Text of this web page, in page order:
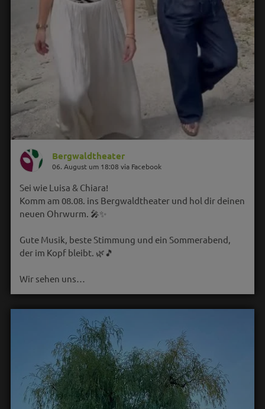
Bergwaldtheater
06. August um 18:08 via Facebook
Sei wie Luisa & Chiara!
Komm am 08.08. ins Bergwaldtheater und hol dir deinen
neuen Ohrwurm. 🎤✨
Gute Musik, beste Stimmung und ein Sommerabend,
der im Kopf bleibt. 🌿🎵
Wir sehen uns…